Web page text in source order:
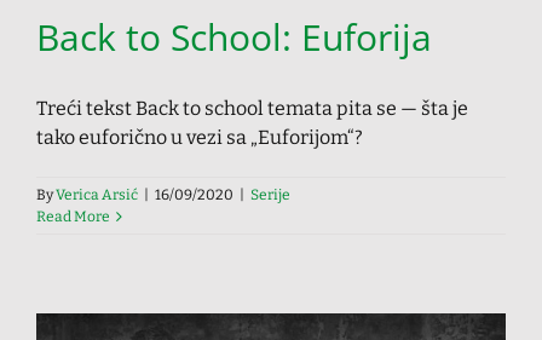
Back to School: Euforija
Treći tekst Back to school temata pita se — šta je
tako euforično u vezi sa „Euforijom“?
ByVerica Arsić 16/09/2020
Serije
Read More